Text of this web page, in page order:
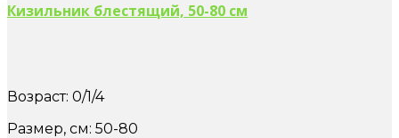
Кизильник блестящий, 50-80 см
Возраст: 0/1/4
Размер, см: 50-80